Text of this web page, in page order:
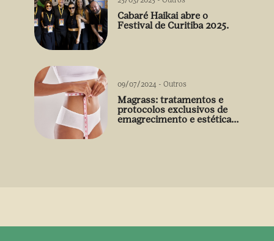
Cabaré Haikai abre o
Festival de Curitiba 2025.
09/07/2024 - Outros
Magrass: tratamentos e
protocolos exclusivos de
emagrecimento e estética